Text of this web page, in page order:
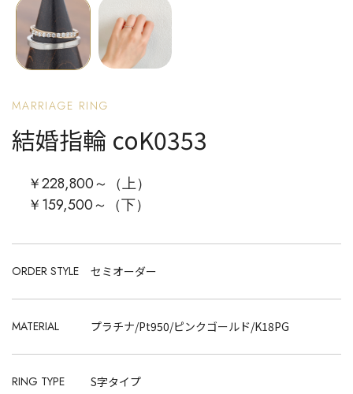
MARRIAGE RING
結婚指輪 coK0353
￥228,800～（上）
￥159,500～（下）
ORDER STYLE セミオーダー
MATERIAL プラチナ/Pt950/ピンクゴールド/K18PG
RING TYPE S字タイプ